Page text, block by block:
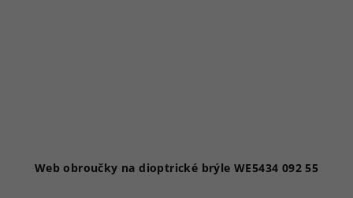
Web obroučky na dioptrické brýle WE5434 092 55